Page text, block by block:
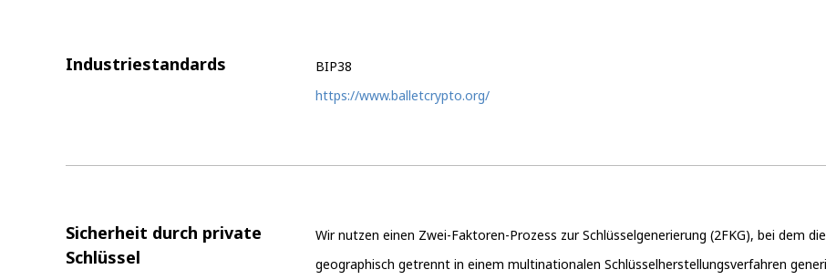
Industriestandards
BIP38
https://www.balletcrypto.org/
Sicherheit durch private
Schlüssel
Wir nutzen einen Zwei-Faktoren-Prozess zur Schlüsselgenerierung (2FKG), bei dem
geographisch getrennt in einem multinationalen Schlüsselherstellungsverfahren